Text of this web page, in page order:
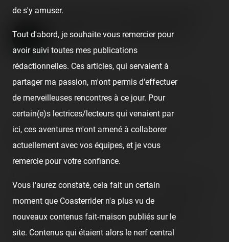
Fête foraine de Saint-Pierre-
La-Mer — 21 juillet 2020
Published6 years agoby Coasterrider | Reading time:
≈ 3 minutes
👍 36 😍 6 😮 1
[SRLP 1/24](= Sur la Route des Luna Parks) C'est notre
première destination, après 800 km de bitume !
de s'y amuser.
Tout d'abord, je souhaite vous remercier pour
avoir suivi toutes mes publications
rédactionnelles. Ces articles, qui servaient à
partager ma passion, m'ont permis d'effectuer
de merveilleuses rencontres à ce jour. Pour
certain(e)s lectrices/lecteurs qui venaient par
ici, ces aventures m'ont amené à collaborer
actuellement avec vos équipes, et je vous
remercie pour votre confiance.
Vous l'aurez constaté, cela fait un certain
moment que Coasterrider n'a plus vu de
nouveaux contenus fait-maison publiés sur le
site. Contenus qui étaient alors le nerf central